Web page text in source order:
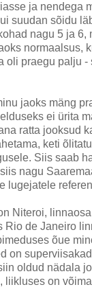
ja nendega
suudan sõidu
nagu 5 ja 6,
normaalsus,
oli praegu palju
jaoks mäng
ei ürita
ratta jooksud
keti
Siis saab
nagu
lugejatele
Niteroi,
Rio de Janeiro
õue
on
oldud nädala
liikluses on